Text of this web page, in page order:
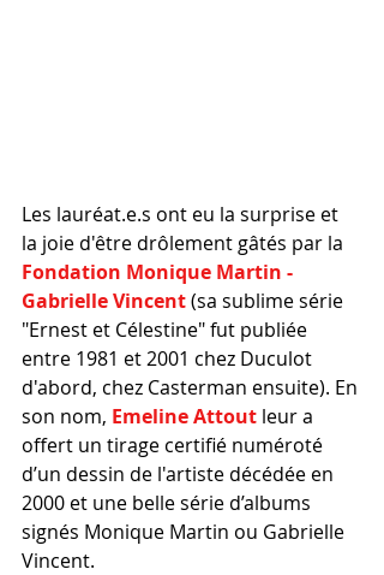
Les lauréat.e.s ont eu la surprise et
la joie d'être drôlement gâtés par la
Fondation Monique Martin -
Gabrielle Vincent (sa sublime série
"Ernest et Célestine" fut publiée
entre 1981 et 2001 chez Duculot
d'abord, chez Casterman ensuite). En
son nom, Emeline Attout leur a
offert un tirage certifié numéroté
d’un dessin de l'artiste décédée en
2000 et une belle série d’albums
signés Monique Martin ou Gabrielle
Vincent.